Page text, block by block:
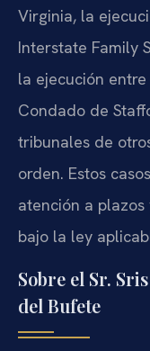
Virginia, la
Interstate Family
la ejecución
Condado de
tribunales de
orden. Estos
atención a
bajo la ley
Sobre el Sr.
del Bufete